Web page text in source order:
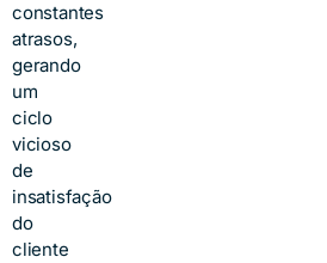
constantes
atrasos,
gerando
um
ciclo
vicioso
de
insatisfação
do
cliente